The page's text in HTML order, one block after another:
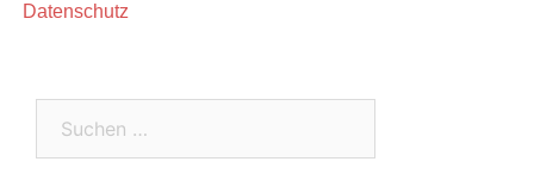
Datenschutz